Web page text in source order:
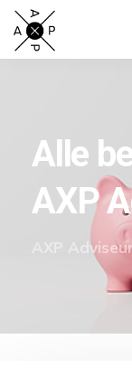
Alle
AXP
AXP